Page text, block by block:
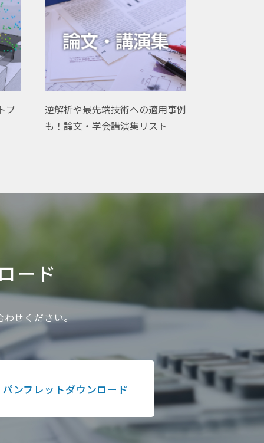
プ
逆解析や最先端技術への適用事例
も！論文・学会講演集リスト
ード
せください。
パンフレットダウンロード